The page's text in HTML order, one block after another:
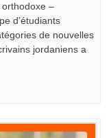
orthodoxe –
d’étudiants
de nouvelles
jordaniens a